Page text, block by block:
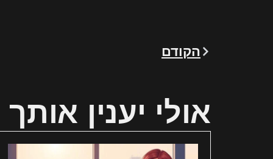
הקודם
אולי יענין